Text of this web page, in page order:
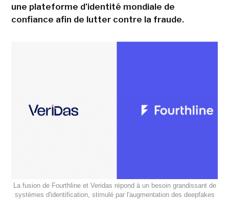
une plateforme d'identité mondiale de
confiance afin de lutter contre la fraude.
La fusion de Fourthline et Veridas répond à un besoin grandissant de
systèmes d'identification, stimulé par l'augmentation des deepfakes